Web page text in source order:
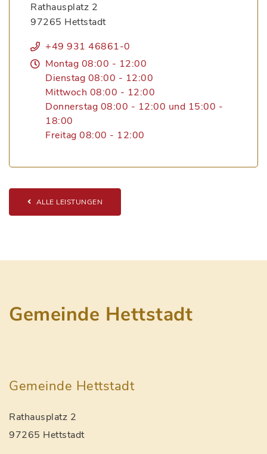
Rathausplatz 2
97265 Hettstadt
+49 931 46861-0
Montag 08:00 - 12:00
Dienstag 08:00 - 12:00
Mittwoch 08:00 - 12:00
Donnerstag 08:00 - 12:00 und 15:00 -
18:00
Freitag 08:00 - 12:00
ALLE LEISTUNGEN
Gemeinde Hettstadt
Gemeinde Hettstadt
Rathausplatz 2
97265 Hettstadt